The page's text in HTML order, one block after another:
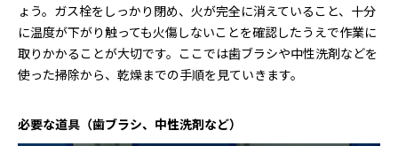
ょう。ガス栓をしっかり閉め、火が完全に消えていること、十分
に温度が下がり触っても火傷しないことを確認したうえで作業に
取りかかることが大切です。ここでは歯ブラシや中性洗剤などを
使った掃除から、乾燥までの手順を見ていきます。
必要な道具（歯ブラシ、中性洗剤など）